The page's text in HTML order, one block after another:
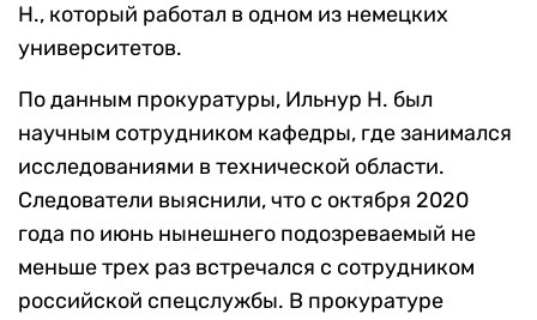
Н., который работал в одном из немецких
университетов.
По данным прокуратуры, Ильнур Н. был
научным сотрудником кафедры, где занимался
исследованиями в технической области.
Следователи выяснили, что с октября 2020
года по июнь нынешнего подозреваемый не
меньше трех раз встречался с сотрудником
российской спецслужбы. В прокуратуре